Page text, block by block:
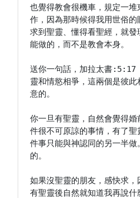
也覺得教會很機車，規定一
作，因為那時候得我用世俗
求到聖靈、懂得看聖經，就
能做的，而不是教會本身。
送你一句話，加拉太書:5:17
靈和情慾相爭，這兩個是彼
意的。
你一旦有聖靈，自然會覺得
件很不可原諒的事情，有了
件事只能與神認同的另一半
的。
如果沒聖靈的朋友，感快求，
有聖靈後自然就知道我再說什